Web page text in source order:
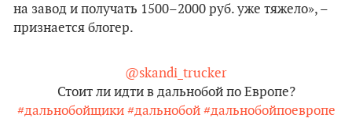
на завод и получать 1500–2000 руб. уже тяжело», –
признается блогер.
@skandi_trucker
Стоит ли идти в дальнобой по Европе?
#дальнобойщики #дальнобой #дальнобойпоевропе